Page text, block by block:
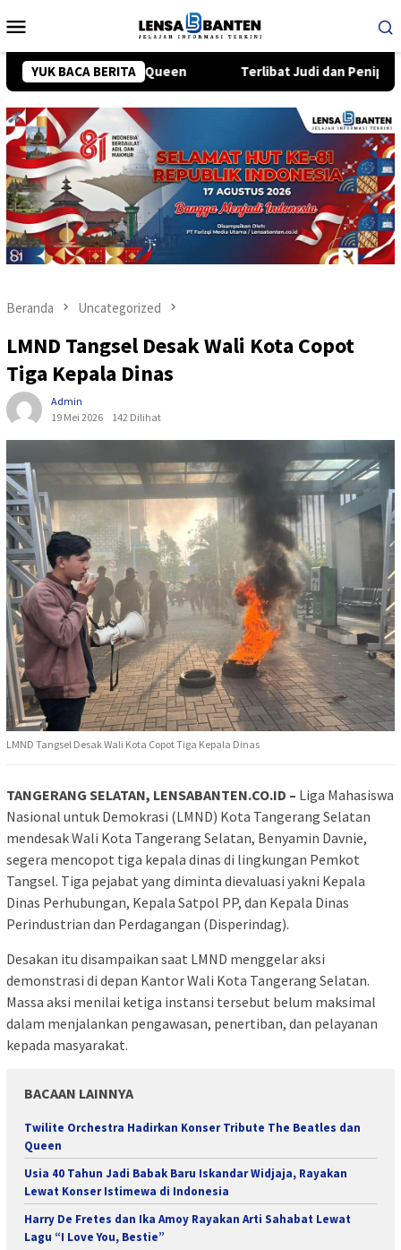
ke
Mobile
YUK BACA BERITA
dan Queen Terlibat Judi dan Penipuan Online, 25
Beranda Uncategorized
LMND Tangsel Desak Wali Kota Copot
Tiga Kepala Dinas
Admin
19 Mei 2026
142 Dilihat
LMND Tangsel Desak Wali Kota Copot Tiga Kepala Dinas
TANGERANG SELATAN, LENSABANTEN.CO.ID – Liga Mahasiswa
Nasional untuk Demokrasi (LMND) Kota Tangerang Selatan
mendesak Wali Kota Tangerang Selatan, Benyamin Davnie,
segera mencopot tiga kepala dinas di lingkungan Pemkot
Tangsel. Tiga pejabat yang diminta dievaluasi yakni Kepala
Dinas Perhubungan, Kepala Satpol PP, dan Kepala Dinas
Perindustrian dan Perdagangan (Disperindag).
Desakan itu disampaikan saat LMND menggelar aksi
demonstrasi di depan Kantor Wali Kota Tangerang Selatan.
Massa aksi menilai ketiga instansi tersebut belum maksimal
dalam menjalankan pengawasan, penertiban, dan pelayanan
kepada masyarakat.
BACAAN LAINNYA
Twilite Orchestra Hadirkan Konser Tribute The Beatles dan
Queen
Usia 40 Tahun Jadi Babak Baru Iskandar Widjaja, Rayakan
Lewat Konser Istimewa di Indonesia
Harry De Fretes dan Ika Amoy Rayakan Arti Sahabat Lewat
Lagu “I Love You, Bestie”